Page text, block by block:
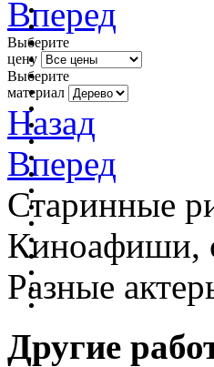
Вперед
Выберите
цену
Выберите
материал
Назад
Вперед
Старинные
Киноафиши,
Разные
Другие